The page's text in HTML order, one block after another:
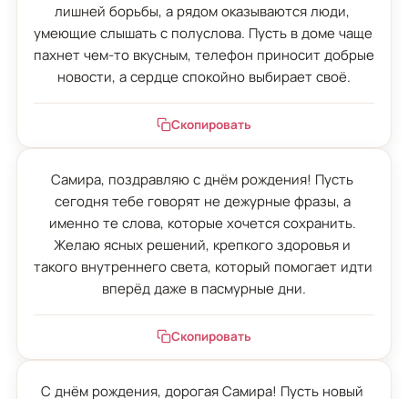
лишней борьбы, а рядом оказываются люди,
умеющие слышать с полуслова. Пусть в доме чаще
пахнет чем-то вкусным, телефон приносит добрые
новости, а сердце спокойно выбирает своё.
Скопировать
Самира, поздравляю с днём рождения! Пусть
сегодня тебе говорят не дежурные фразы, а
именно те слова, которые хочется сохранить.
Желаю ясных решений, крепкого здоровья и
такого внутреннего света, который помогает идти
вперёд даже в пасмурные дни.
Скопировать
С днём рождения, дорогая Самира! Пусть новый